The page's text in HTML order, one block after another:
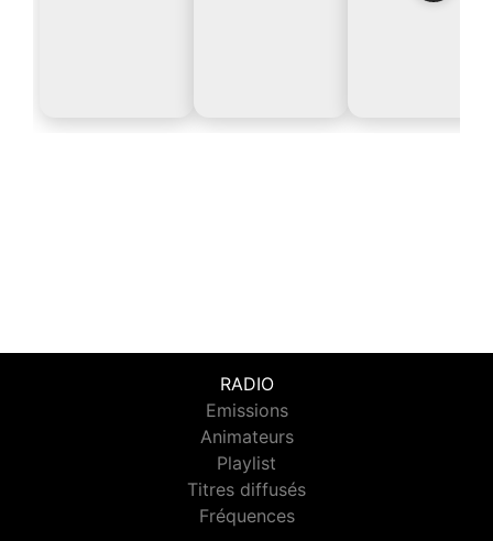
RADIO
Emissions
Animateurs
Playlist
Titres diffusés
Fréquences